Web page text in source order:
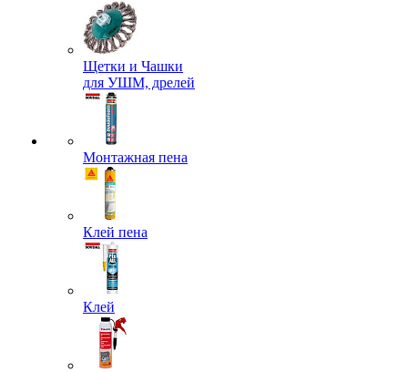
Щетки и Чашки
для УШМ, дрелей
Монтажная пена
Клей пена
Клей